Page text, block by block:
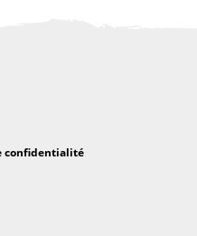
confidentialité